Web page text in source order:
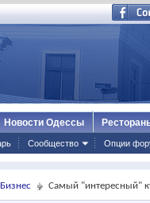
Сообщество Опции
Новости Одессы
Бизнес Самый "интересный"